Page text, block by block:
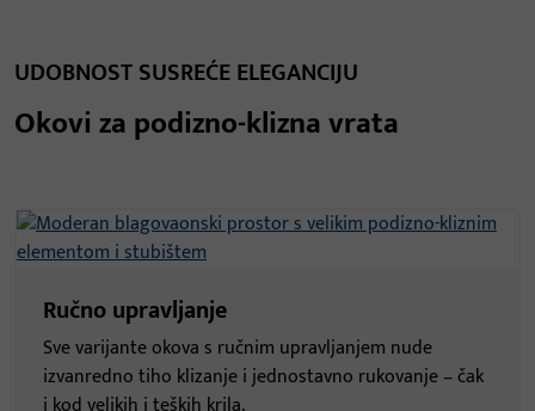
UDOBNOST SUSREĆE ELEGANCIJU
Okovi za podizno-klizna vrata
Ručno upravljanje
Sve varijante okova s ručnim upravljanjem nude
izvanredno tiho klizanje i jednostavno rukovanje – čak